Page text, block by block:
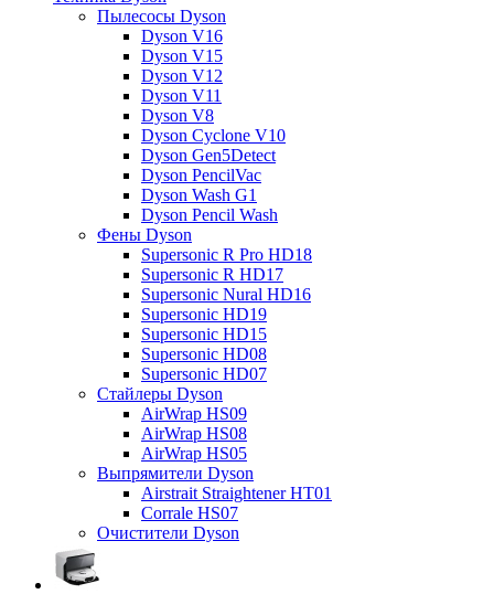
Пылесосы Dyson
Dyson V16
Dyson V15
Dyson V12
Dyson V11
Dyson V8
Dyson Cyclone V10
Dyson Gen5Detect
Dyson PencilVac
Dyson Wash G1
Dyson Pencil Wash
Фены Dyson
Supersonic R Pro HD18
Supersonic R HD17
Supersonic Nural HD16
Supersonic HD19
Supersonic HD15
Supersonic HD08
Supersonic HD07
Стайлеры Dyson
AirWrap HS09
AirWrap HS08
AirWrap HS05
Выпрямители Dyson
Airstrait Straightener HT01
Corrale HS07
Очистители Dyson